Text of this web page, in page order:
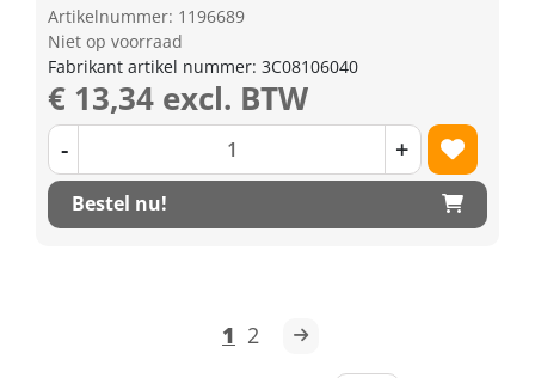
Artikelnummer: 1196689
Niet op voorraad
Fabrikant artikel nummer: 3C08106040
€ 13,34 excl. BTW
- +
Bestel nu!
1 2